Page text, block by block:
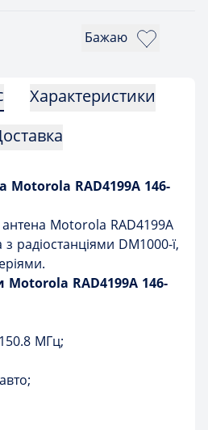
Бажаю
Характеристики
Motorola RAD4199A 146-
Motorola RAD4199A
радіостанціями DM1000-ї,
Motorola RAD4199A 146-
МГц;